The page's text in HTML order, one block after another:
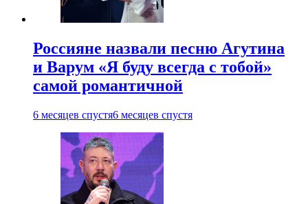
Россияне назвали песню Агутина
и Варум «Я буду всегда с тобой»
самой романтичной
6 месяцев спустя6 месяцев спустя